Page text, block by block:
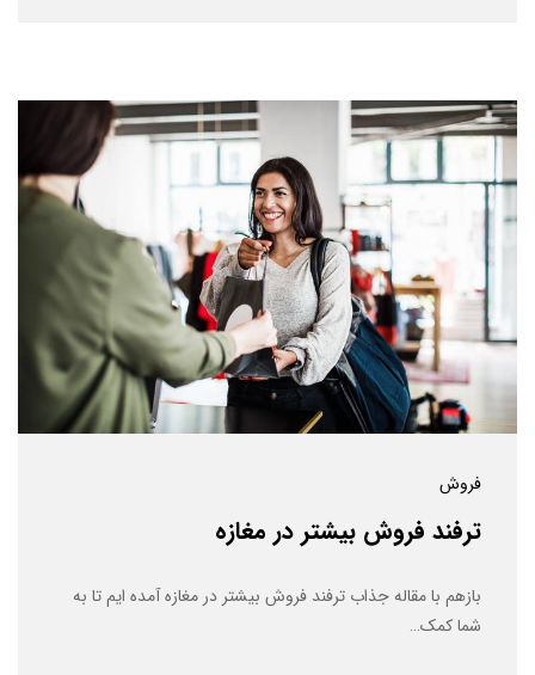
فروش
ترفند فروش بیشتر در مغازه
بازهم با مقاله جذاب ترفند فروش بیشتر در مغازه آمده ایم تا به
شما کمک…